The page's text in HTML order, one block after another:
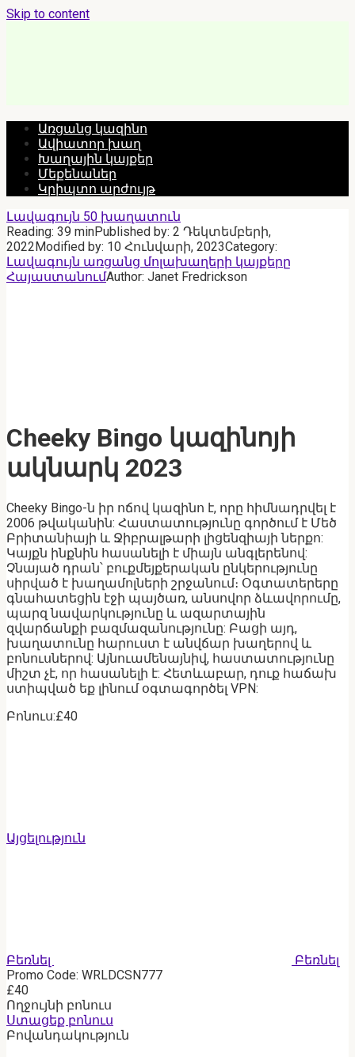
Skip to content
Առցանց կազինո
Ավիատոր խաղ
Խաղային կայքեր
Մեքենաներ
Կրիպտո արժույթ
Լավագույն 50 խաղատուն
Reading: 39 minPublished by: 2 Դեկտեմբերի,
2022Modified by: 10 Հունվարի, 2023Category:
Լավագույն առցանց մոլախաղերի կայքերը
ՀայաստանումAuthor: Janet Fredrickson
Cheeky Bingo կազինոյի
ակնարկ 2023
Cheeky Bingo-ն իր ոճով կազինո է, որը հիմնադրվել է
2006 թվականին: Հաստատությունը գործում է Մեծ
Բրիտանիայի և Ջիբրալթարի լիցենզիայի ներքո:
Կայքն ինքնին հասանելի է միայն անգլերենով:
Չնայած դրան՝ բուքմեյքերական ընկերությունը
սիրված է խաղամոլների շրջանում։ Օգտատերերը
գնահատեցին էջի պայծառ, անսովոր ձևավորումը,
պարզ նավարկությունը և ազարտային
զվարճանքի բազմազանությունը: Բացի այդ,
խաղատունը հարուստ է անվճար խաղերով և
բոնուսներով: Այնուամենայնիվ, հաստատությունը
միշտ չէ, որ հասանելի է: Հետևաբար, դուք հաճախ
ստիպված եք լինում օգտագործել VPN:
Բոնուս:£40
Այցելություն
Բեռնել
Բեռնել
Promo Code: WRLDCSN777
£40
Ողջույնի բոնուս
Ստացեք բոնուս
Բովանդակություն